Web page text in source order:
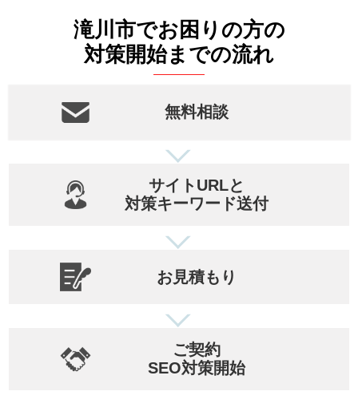
滝川市でお困りの方の
対策開始までの流れ
無料相談
サイトURLと
対策キーワード送付
お見積もり
ご契約
SEO対策開始